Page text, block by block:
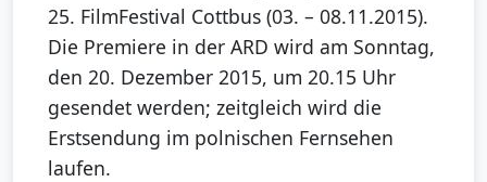
25. FilmFestival Cottbus (03. – 08.11.2015).
Die Premiere in der ARD wird am Sonntag,
den 20. Dezember 2015, um 20.15 Uhr
gesendet werden; zeitgleich wird die
Erstsendung im polnischen Fernsehen
laufen.